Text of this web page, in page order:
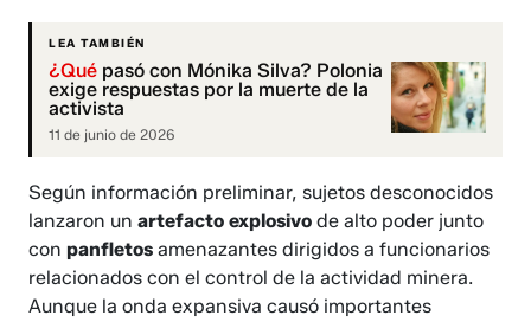
LEA TAMBIÉN
¿Qué pasó con Mónika Silva? Polonia
exige respuestas por la muerte de la
activista
11 de junio de 2026
Según información preliminar, sujetos desconocidos
lanzaron unartefacto explosivo de alto poder junto
conpanfletos amenazantes dirigidos a funcionarios
relacionados con el control de la actividad minera.
Aunque la onda expansiva causó importantes